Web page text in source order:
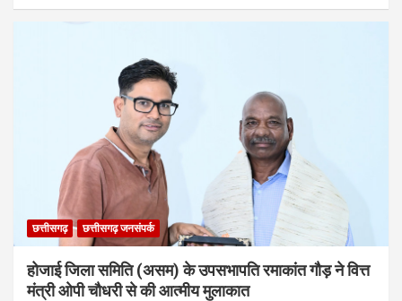
छत्तीसगढ़ छत्तीसगढ़ जनसंपर्क
होजाई जिला समिति (असम) के उपसभापति रमाकांत गौड़ ने वित्त
मंत्री ओपी चौधरी से की आत्मीय मुलाकात